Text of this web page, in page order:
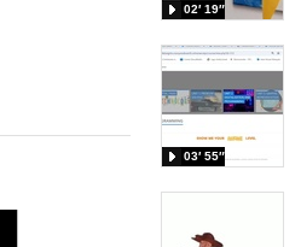
02′ 19″
03′ 55″